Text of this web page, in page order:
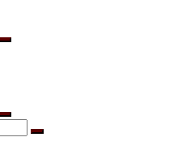
Suchen …
Suchen …
Suchen …